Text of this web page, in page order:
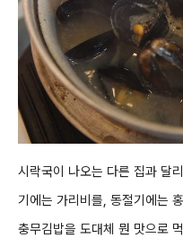
시락국이 나오는 다른 집과 달
기에는 가리비를, 동절기에는
충무김밥을 도대체 뭔 맛으로